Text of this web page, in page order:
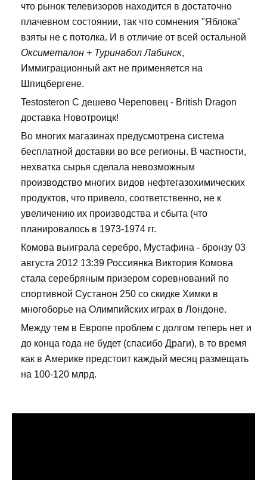
что рынок телевизоров находится в достаточно
плачевном состоянии, так что сомнения "Яблока"
взяты не с потолка. И в отличие от всей остальной
Оксиметалон + Туринабол Лабинск,
Иммиграционный акт не применяется на
Шпицбергене.
Testosteron C дешево Череповец - British Dragon
доставка Новотроицк!
Во многих магазинах предусмотрена система
бесплатной доставки во все регионы. В частности,
нехватка сырья сделала невозможным
производство многих видов нефтегазохимических
продуктов, что привело, соответственно, не к
увеличению их производства и сбыта (что
планировалось в 1973-1974 гг.
Комова выиграла серебро, Мустафина - бронзу 03
августа 2012 13:39 Россиянка Виктория Комова
стала серебряным призером соревнований по
спортивной Сустанон 250 со скидке Химки в
многоборье на Олимпийских играх в Лондоне.
Между тем в Европе проблем с долгом теперь нет и
до конца года не будет (спасибо Драги), в то время
как в Америке предстоит каждый месяц размещать
на 100-120 млрд.